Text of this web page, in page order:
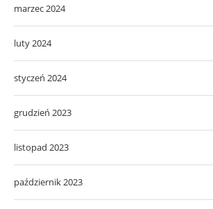
marzec 2024
luty 2024
styczeń 2024
grudzień 2023
listopad 2023
październik 2023